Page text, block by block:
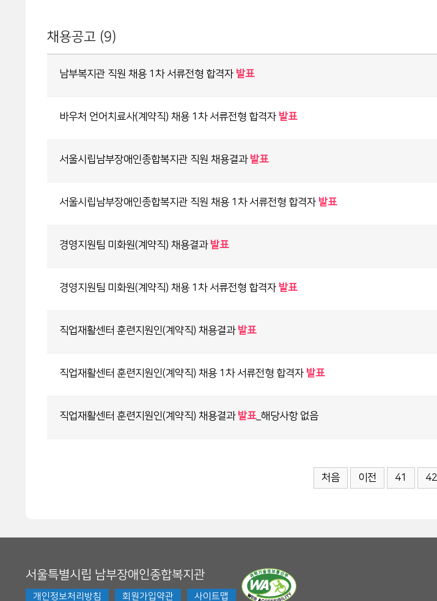
채용공고 (9)
남부복지관 직원 채용 1차 서류전형 합격자 발표
바우처 언어치료사(계약직) 채용 1차 서류전형 합격자 발표
서울시립남부장애인종합복지관 직원 채용결과 발표
서울시립남부장애인종합복지관 직원 채용 1차 서류전형 합격자 발표
경영지원팀 미화원(계약직) 채용결과 발표
경영지원팀 미화원(계약직) 채용 1차 서류전형 합격자 발표
직업재활센터 훈련지원인(계약직) 채용결과 발표
직업재활센터 훈련지원인(계약직) 채용 1차 서류전형 합격자 발표
직업재활센터 훈련지원인(계약직) 채용결과 발표_해당사항 없음
처음 이전 41 42
서울특별시립 남부장애인종합복지관
개인정보처리방침 회원가입약관 사이트맵